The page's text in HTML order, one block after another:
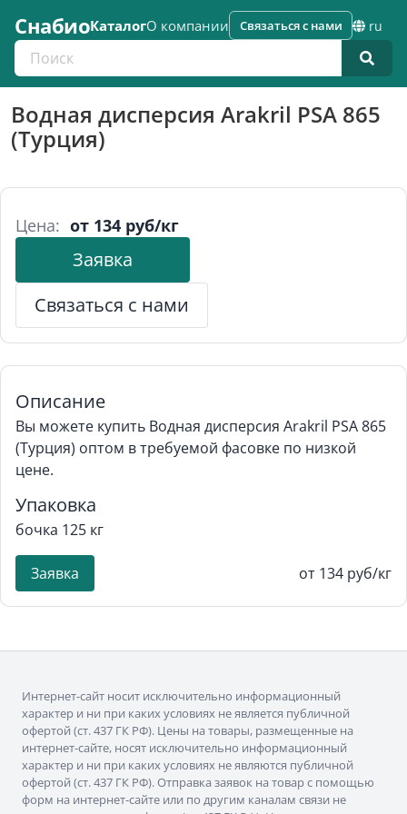
СнабиоКаталогО компании
Поиск по каталогу
Связаться с нами ru
Водная дисперсия Arakril PSA 865
(Турция)
Цена: от 134 руб/кг
Заявка
Связаться с нами
Описание
Вы можете купить Водная дисперсия Arakril PSA 865
(Турция) оптом в требуемой фасовке по низкой
цене.
Упаковка
бочка 125 кг
Заявка от 134 руб/кг
Интернет-сайт носит исключительно информационный
характер и ни при каких условиях не является публичной
офертой (ст. 437 ГК РФ). Цены на товары, размещенные на
интернет-сайте, носят исключительно информационный
характер и ни при каких условиях не являются публичной
офертой (ст. 437 ГК РФ). Отправка заявок на товар с помощью
форм на интернет-сайте или по другим каналам связи не